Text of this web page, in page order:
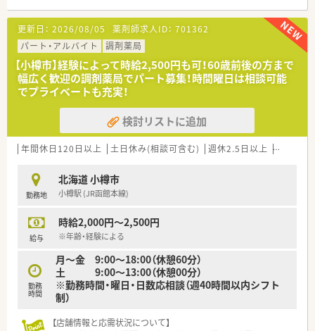
〈こんな薬局です〉
■JR南小樽駅と小樽築港駅の中間に位置し、どちらの駅からも
徒歩15分程、国道5号線沿いにある薬局です。
バス停まで徒歩3分なので、バス通勤も便利です。
■木目調のスタイリッシュでおしゃれな外観！新しくきれいな薬
局です。
■薬剤師7名在籍し、薬局の並びにある内科、眼科クリニックか
ら日140枚程の処方せんを応需し、在宅にも対応しています。
■地域密着型の拠点として、栄養士による栄養相談や、杖・介護
関連についてもご相談を受けています。
更新日： 2026/08/05 薬剤師求人ID： 701362
パート・アルバイト
調剤薬局
【小樽市】経験によって時給2,500円も可！60歳前後の方まで
幅広く歓迎の調剤薬局でパート募集！時間曜日は相談可能
でプライベートも充実！
検討リストに追加
年間休日120日以上 土日休み(相談可含む) 週休2.5日以上 週32h以
勤務地
北海道 小樽市
小樽駅 (JR函館本線)
給与
時給2,000円～2,500円
※年齢・経験による
勤務
時間
月～金 9:00～18:00（休憩60分）
土 9:00～13:00（休憩00分）
※勤務時間・曜日・日数応相談（週40時間以内シフト
制）
【店舗情報と応需状況について】